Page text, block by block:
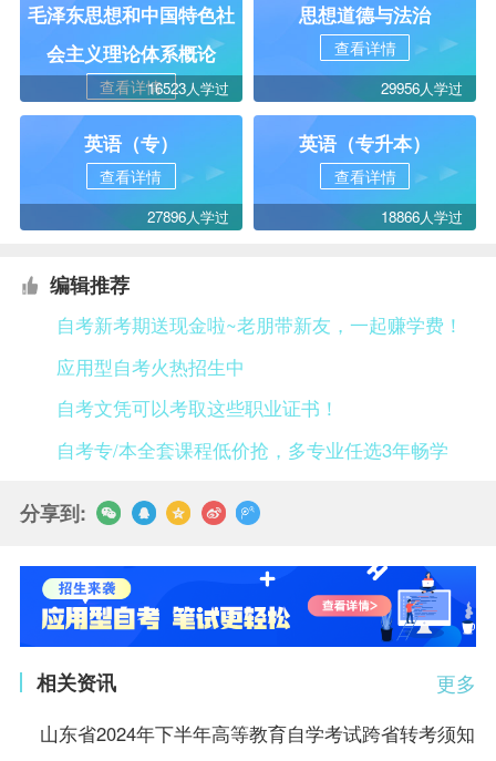
毛泽东思想和中国特色社
会主义理论体系概论
查看详情16523人学过
思想道德与法治
查看详情
29956人学过
英语（专）
查看详情
27896人学过
英语（专升本）
查看详情
18866人学过
编辑推荐
自考新考期送现金啦~老朋带新友，一起赚学费！
应用型自考火热招生中
自考文凭可以考取这些职业证书！
自考专/本全套课程低价抢，多专业任选3年畅学
分享到:
更多
相关资讯
山东省2024年下半年高等教育自学考试跨省转考须知